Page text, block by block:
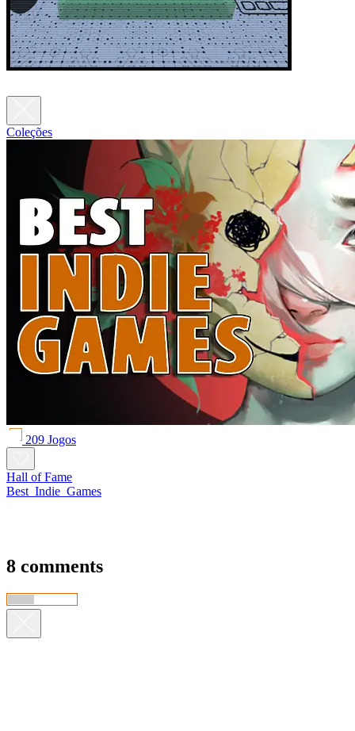
Coleções
209 Jogos
Hall of Fame
Best_Indie_Games
8 comments